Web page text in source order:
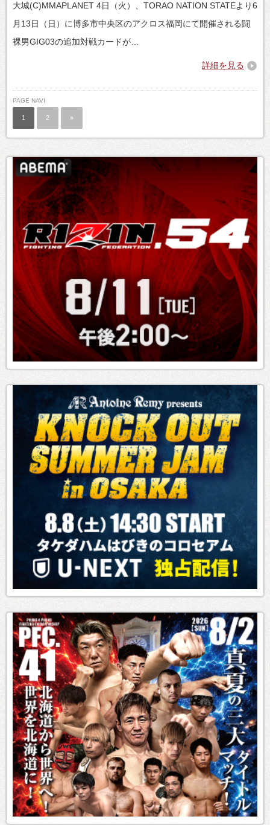
大城(C)MMAPLANET 4日（火）、TORAO NATION STATEより6
月13日（日）に博多市中央区のアクロス福岡にて開催される闘
裸男GIG03の追加対戦カードが…
詳細を見る
PAGE NAVI
1 2 »